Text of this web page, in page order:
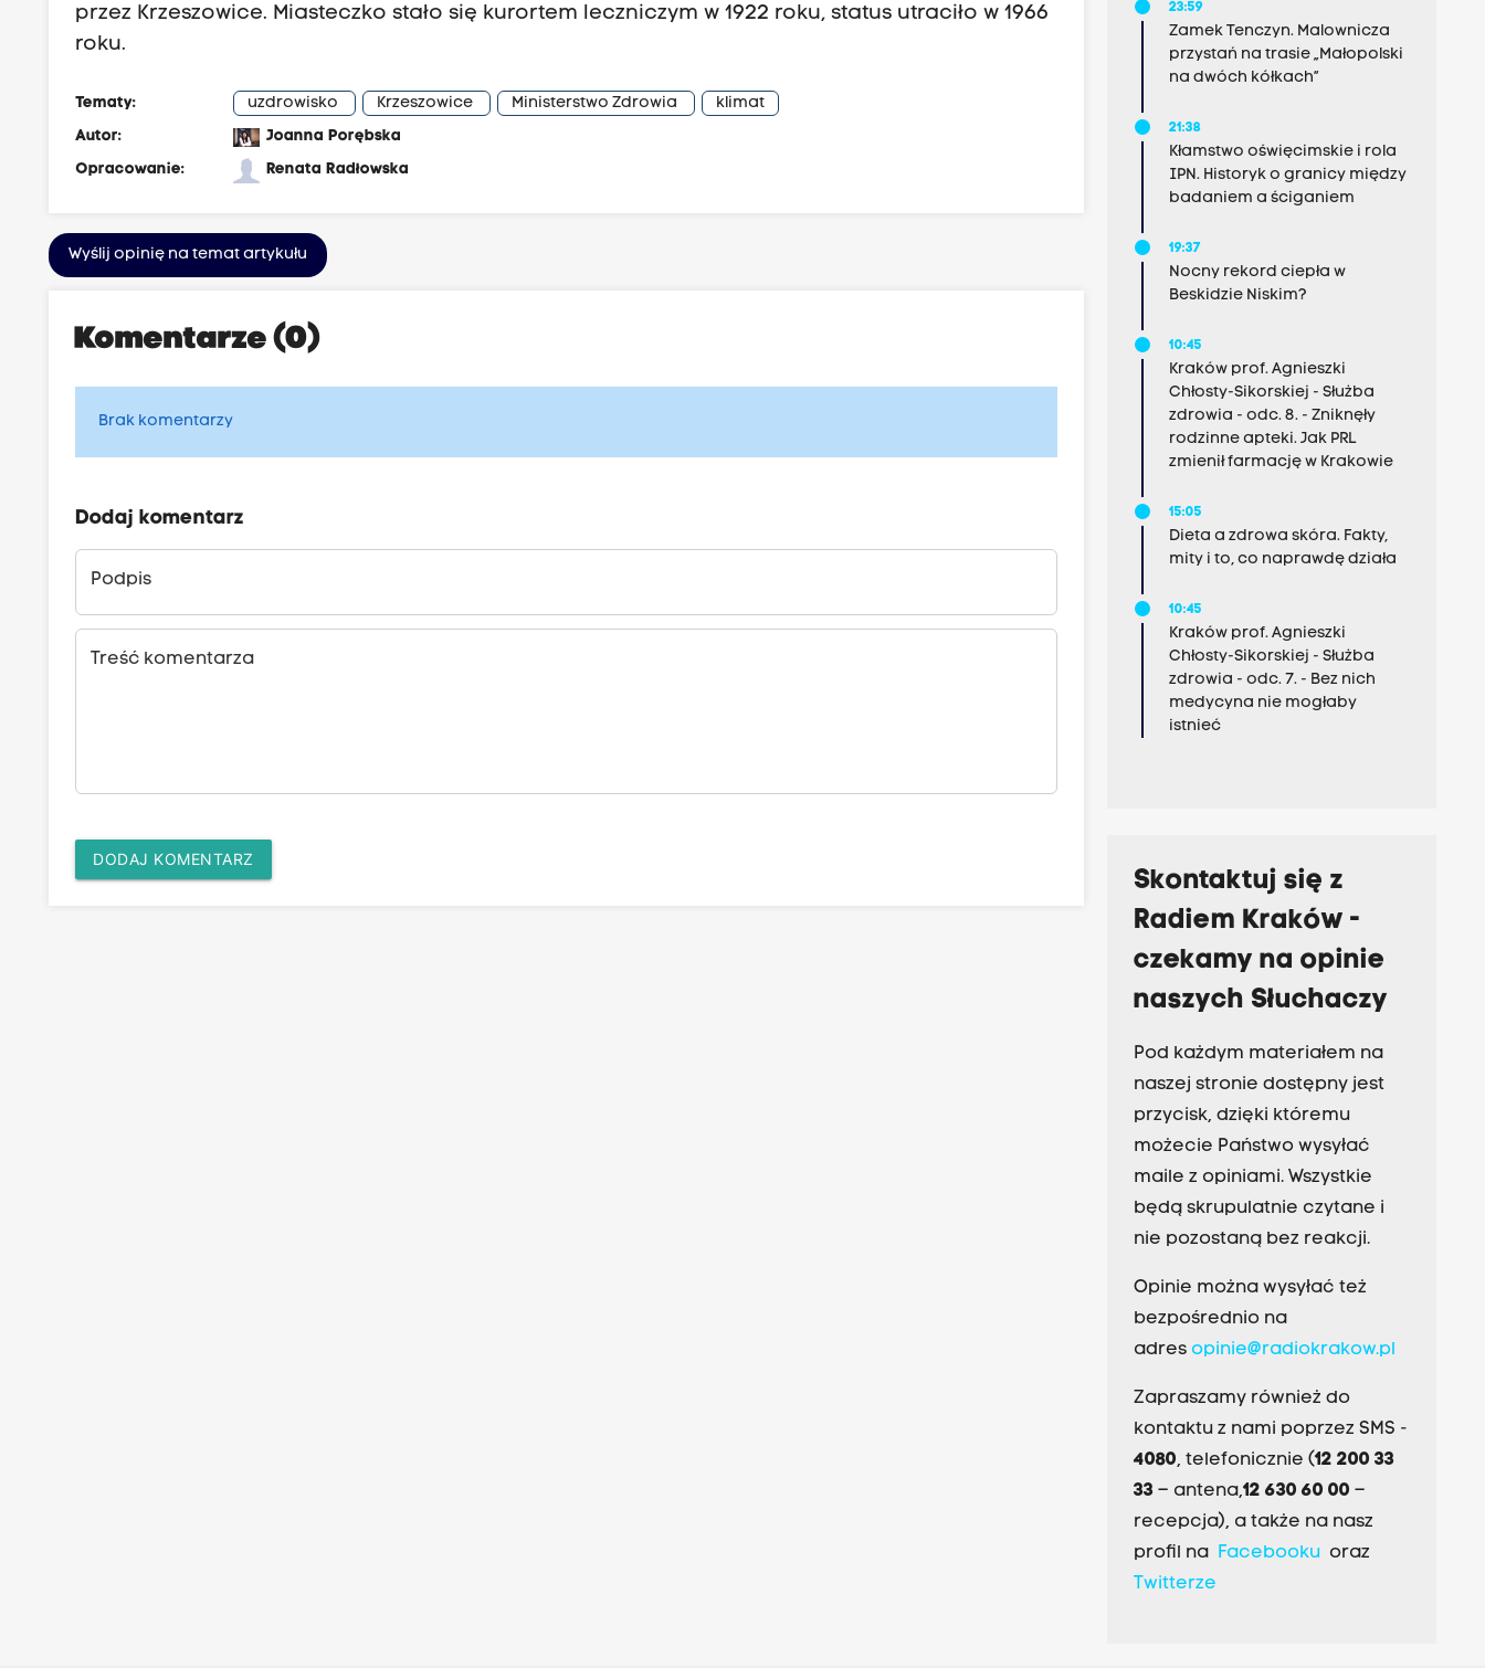
przez Krzeszowice. Miasteczko stało się kurortem leczniczym w 1922 roku, status utraciło w 1966
roku.
Tematy: uzdrowisko Krzeszowice Ministerstwo Zdrowia
klimat
Autor:
Joanna Porębska
Opracowanie:
Renata Radłowska
Wyślij opinię na temat artykułu
Komentarze (0)
Brak komentarzy
Dodaj komentarz
Podpis
Treść komentarza
DODAJ KOMENTARZ
23:59
Zamek Tenczyn. Malownicza
przystań na trasie „Małopolski
na dwóch kółkach”
21:38
Kłamstwo oświęcimskie i rola
IPN. Historyk o granicy między
badaniem a ściganiem
19:37
Nocny rekord ciepła w
Beskidzie Niskim?
10:45
Kraków prof. Agnieszki
Chłosty-Sikorskiej - Służba
zdrowia - odc. 8. - Zniknęły
rodzinne apteki. Jak PRL
zmienił farmację w Krakowie
15:05
Dieta a zdrowa skóra. Fakty,
mity i to, co naprawdę działa
10:45
Kraków prof. Agnieszki
Chłosty-Sikorskiej - Służba
zdrowia - odc. 7. - Bez nich
medycyna nie mogłaby
istnieć
Skontaktuj się z
Radiem Kraków -
czekamy na opinie
naszych Słuchaczy
Pod każdym materiałem na
naszej stronie dostępny jest
przycisk, dzięki któremu
możecie Państwo wysyłać
maile z opiniami. Wszystkie
będą skrupulatnie czytane i
nie pozostaną bez reakcji.
Opinie można wysyłać też
bezpośrednio na
adres opinie@radiokrakow.pl
Zapraszamy również do
kontaktu z nami poprzez SMS -
4080, telefonicznie (12 200 33
33– antena,12 630 60 00 –
recepcja), a także na nasz
profil na Facebookuoraz
Twitterze